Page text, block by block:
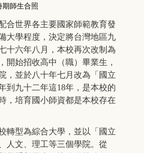
期師生合照
世界各主要國家師範教育發
大學程度，決定將台灣地區九
十六年八月，本校再次改制為
開始招收高中（職）畢業生，
，並於八十年七月改為「國立
到九十二年這18年，是本校的
，培育國小師資都是本校存在
型為綜合大學，並以「國立
人文、理工等三個學院。從